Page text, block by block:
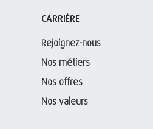
CARRIÈRE
Rejoignez-nous
Nos métiers
Nos offres
Nos valeurs